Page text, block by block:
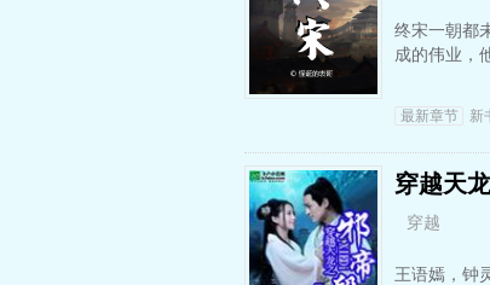
终宋一朝都
成的伟业，
最新章节 新
穿越天
穿越
王语嫣，钟